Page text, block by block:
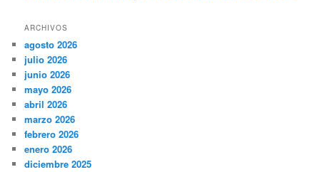
ARCHIVOS
agosto 2026
julio 2026
junio 2026
mayo 2026
abril 2026
marzo 2026
febrero 2026
enero 2026
diciembre 2025